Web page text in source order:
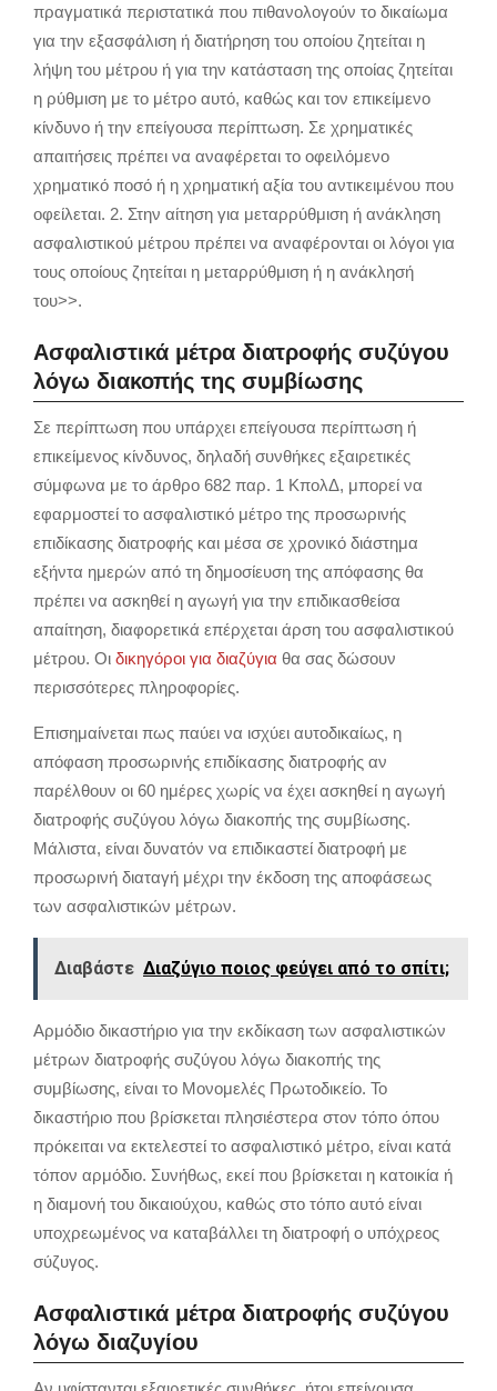
πραγματικά περιστατικά που πιθανολογούν το δικαίωμα
για την εξασφάλιση ή διατήρηση του οποίου ζητείται η
λήψη του μέτρου ή για την κατάσταση της οποίας ζητείται
η ρύθμιση με το μέτρο αυτό, καθώς και τον επικείμενο
κίνδυνο ή την επείγουσα περίπτωση. Σε χρηματικές
απαιτήσεις πρέπει να αναφέρεται το οφειλόμενο
χρηματικό ποσό ή η χρηματική αξία του αντικειμένου που
οφείλεται. 2. Στην αίτηση για μεταρρύθμιση ή ανάκληση
ασφαλιστικού μέτρου πρέπει να αναφέρονται οι λόγοι για
τους οποίους ζητείται η μεταρρύθμιση ή η ανάκλησή
του>>.
Ασφαλιστικά μέτρα διατροφής συζύγου
λόγω διακοπής της συμβίωσης
Σε περίπτωση που υπάρχει επείγουσα περίπτωση ή
επικείμενος κίνδυνος, δηλαδή συνθήκες εξαιρετικές
σύμφωνα με το άρθρο 682 παρ. 1 ΚπολΔ, μπορεί να
εφαρμοστεί το ασφαλιστικό μέτρο της προσωρινής
επιδίκασης διατροφής και μέσα σε χρονικό διάστημα
εξήντα ημερών από τη δημοσίευση της απόφασης θα
πρέπει να ασκηθεί η αγωγή για την επιδικασθείσα
απαίτηση, διαφορετικά επέρχεται άρση του ασφαλιστικού
μέτρου. Οι δικηγόροι για διαζύγια θα σας δώσουν
περισσότερες πληροφορίες.
Επισημαίνεται πως παύει να ισχύει αυτοδικαίως, η
απόφαση προσωρινής επιδίκασης διατροφής αν
παρέλθουν οι 60 ημέρες χωρίς να έχει ασκηθεί η αγωγή
διατροφής συζύγου λόγω διακοπής της συμβίωσης.
Μάλιστα, είναι δυνατόν να επιδικαστεί διατροφή με
προσωρινή διαταγή μέχρι την έκδοση της αποφάσεως
των ασφαλιστικών μέτρων.
Διαβάστε Διαζύγιο ποιος φεύγει από το σπίτι;
Αρμόδιο δικαστήριο για την εκδίκαση των ασφαλιστικών
μέτρων διατροφής συζύγου λόγω διακοπής της
συμβίωσης, είναι το Μονομελές Πρωτοδικείο. Το
δικαστήριο που βρίσκεται πλησιέστερα στον τόπο όπου
πρόκειται να εκτελεστεί το ασφαλιστικό μέτρο, είναι κατά
τόπον αρμόδιο. Συνήθως, εκεί που βρίσκεται η κατοικία ή
η διαμονή του δικαιούχου, καθώς στο τόπο αυτό είναι
υποχρεωμένος να καταβάλλει τη διατροφή ο υπόχρεος
σύζυγος.
Ασφαλιστικά μέτρα διατροφής συζύγου
λόγω διαζυγίου